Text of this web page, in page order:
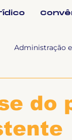
Administração
Sindicais
do